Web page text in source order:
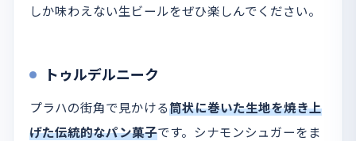
しか味わえない生ビールをぜひ楽しんでください。
トゥルデルニーク
プラハの街角で見かける筒状に巻いた生地を焼き上
げた伝統的なパン菓子です。シナモンシュガーをま